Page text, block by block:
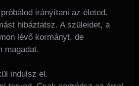
irányítani az életed.
hibáztatsz. A szüleidet, a
lévő kormányt, de
magadat.
indulsz el.